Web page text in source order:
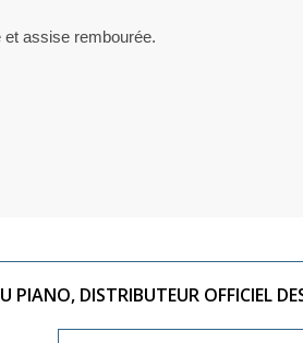
et assise rembourée.
PIANO, DISTRIBUTEUR OFFICIEL